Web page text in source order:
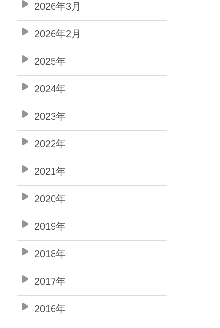
2026年3月
2026年2月
2025年
2024年
2023年
2022年
2021年
2020年
2019年
2018年
2017年
2016年